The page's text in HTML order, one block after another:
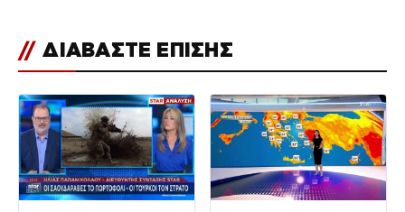
// ΔΙΑΒΑΣΤΕ ΕΠΙΣΗΣ